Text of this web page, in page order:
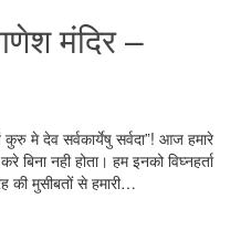
मंदिर –
कुरु मे देव सर्वकार्येषु सर्वदा”! आज हमारे
नही होता। हम इनको विघ्नहर्ता
की मुसीबतों से हमारी…